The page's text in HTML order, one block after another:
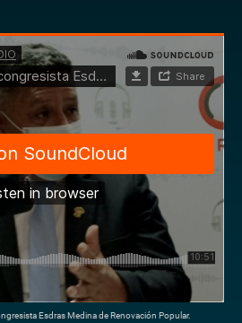
Esdras Medina de Renovación Popular.